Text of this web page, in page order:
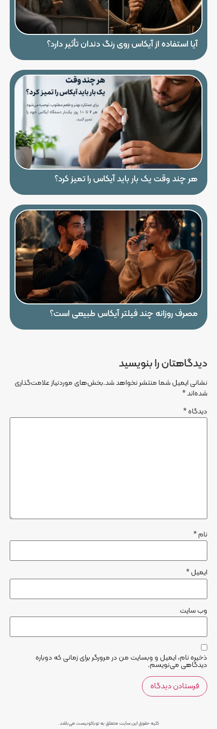
آیا استفاده از آیکاس روی رنگ دندان تأثیر دارد؟
هر چند وقت یک بار باید آیکاس را تمیز کرد؟
مصرف روزانه چند فیلتر آیکاس طبیعی است؟
دیدگاهتان را بنویسید
نشانی ایمیل شما منتشر نخواهد شد.بخش‌های موردنیاز علامت‌گذاری
شده‌اند*
دیدگاه*
نام*
ایمیل*
وب‌ سایت
ذخیره نام، ایمیل و وبسایت من در مرورگر برای زمانی که دوباره
دیدگاهی می‌نویسم.
کلیه حقوق این سایت متعلق به توباکونیست می‌باشد.